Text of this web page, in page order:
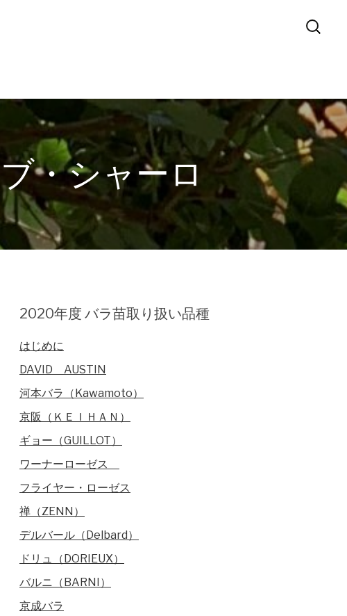
・シャーロ
2020年度 バラ苗取り扱い品種
はじめに
DAVID AUSTIN
河本バラ（Kawamoto）
京阪（ＫＥＩＨＡＮ）
ギョー（GUILLOT）
ワーナーローゼス
フライヤー・ローゼス
禅（ZENN）
デルバール（Delbard）
ドリュ（DORIEUX）
バルニ（BARNI）
京成バラ